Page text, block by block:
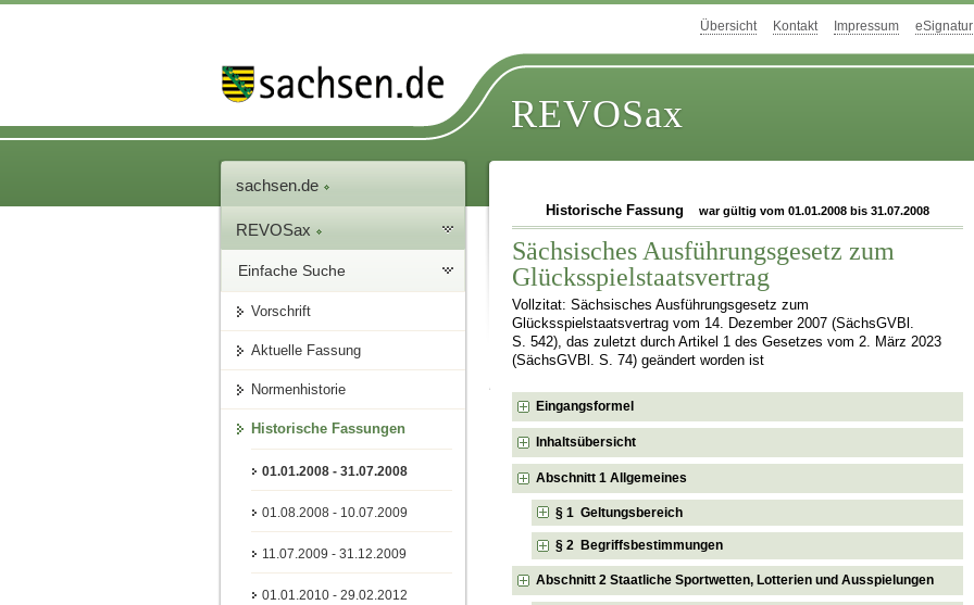
Übersicht Kontakt Impressum eSignatur
REVOSax
sachsen.de
REVOSax
Einfache Suche
Vorschrift
Aktuelle Fassung
Normenhistorie
Historische Fassungen
01.01.2008 - 31.07.2008
01.08.2008 - 10.07.2009
11.07.2009 - 31.12.2009
01.01.2010 - 29.02.2012
Historische Fassung war gültig vom 01.01.2008 bis 31.07.2008
Sächsisches Ausführungsgesetz zum
Glücksspielstaatsvertrag
Vollzitat: Sächsisches Ausführungsgesetz zum
Glücksspielstaatsvertrag vom 14. Dezember 2007 (SächsGVBl.
S. 542), das zuletzt durch Artikel 1 des Gesetzes vom 2. März 2023
(SächsGVBl. S. 74) geändert worden ist
Eingangsformel
Inhaltsübersicht
Abschnitt 1 Allgemeines
§ 1 Geltungsbereich
§ 2 Begriffsbestimmungen
Abschnitt 2 Staatliche Sportwetten, Lotterien und Ausspielungen